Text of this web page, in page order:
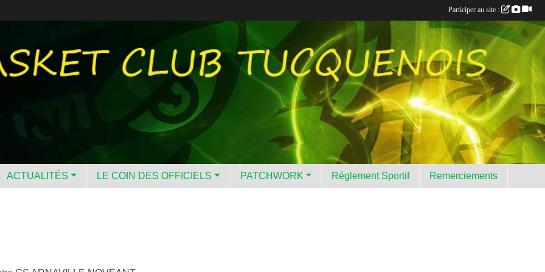
ACTUALITÉS LE COIN DES OFFICIELS PATCHWORK Réglement Sportif Remerciements
Participer au site :